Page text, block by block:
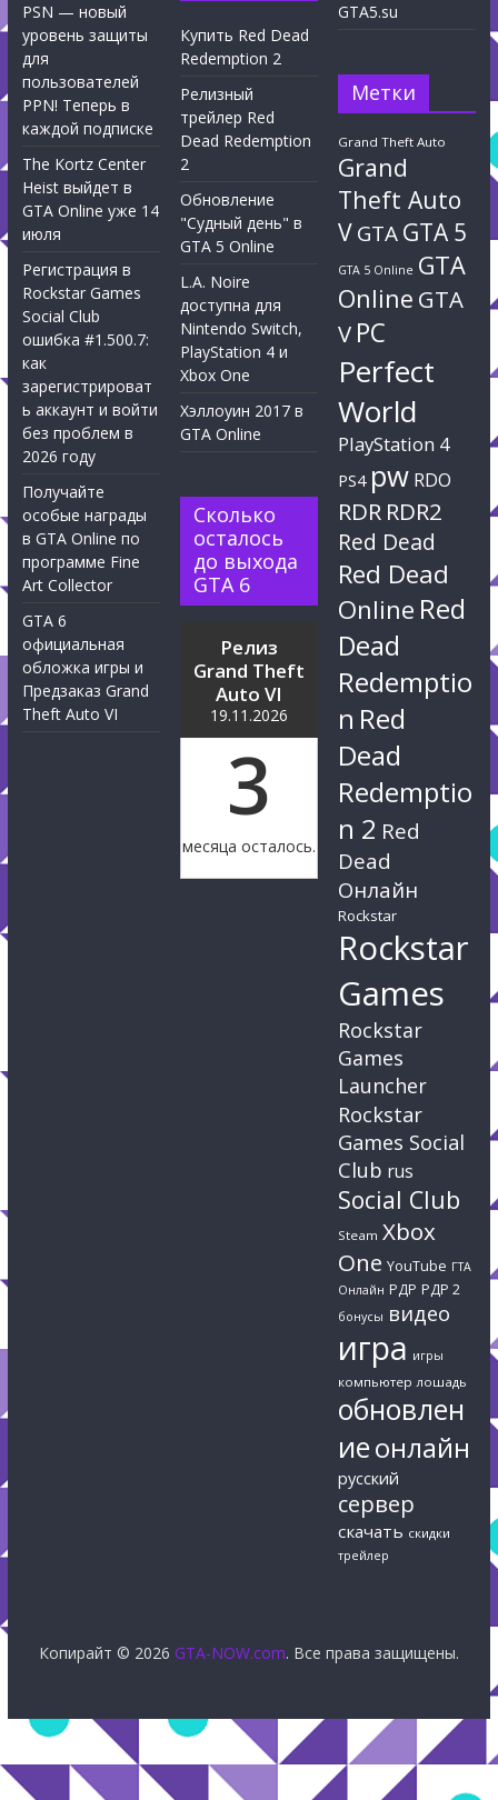
PSN — новый
уровень защиты
для
пользователей
PPN! Теперь в
каждой подписке
The Kortz Center
Heist выйдет в
GTA Online уже 14
июля
Регистрация в
Rockstar Games
Social Club
ошибка #1.500.7:
как
зарегистрироват
ь аккаунт и войти
без проблем в
2026 году
Получайте
особые награды
в GTA Online по
программе Fine
Art Collector
GTA 6
официальная
обложка игры и
Предзаказ Grand
Theft Auto VI
Купить Red Dead
Redemption 2
Релизный
трейлер Red
Dead Redemption
2
Обновление
"Судный день" в
GTA 5 Online
L.A. Noire
доступна для
Nintendo Switch,
PlayStation 4 и
Xbox One
Хэллоуин 2017 в
GTA Online
Сколько
осталось
до выхода
GTA 6
Релиз
Grand Theft
Auto VI
19.11.2026
3
месяца осталось.
GTA5.su
Метки
Grand Theft Auto
Grand
Theft Auto
VGTAGTA 5
GTA 5 Online GTA
Online GTA
V PC
Perfect
World
PlayStation 4
PS4 pw RDO
RDR RDR2
Red Dead
Red Dead
Online Red
Dead
Redemptio
n Red
Dead
Redemptio
n 2 Red
Dead
Онлайн
Rockstar
Rockstar
Games
Rockstar
Games
Launcher
Rockstar
Games Social
Club rus
Social Club
Steam Xbox
One YouTube ГТА
Онлайн РДР РДР 2
бонусы видео
игра игры
компьютер лошадь
обновлен
иеонлайн
русский
сервер
скачать скидки
трейлер
Копирайт © 2026 GTA-NOW.com. Все права защищены.